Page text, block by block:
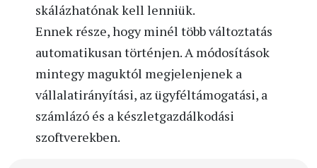
skálázhatónak kell lenniük.
Ennek része, hogy minél több változtatás
automatikusan történjen. A módosítások
mintegy maguktól megjelenjenek a
vállalatirányítási, az ügyféltámogatási, a
számlázó és a készletgazdálkodási
szoftverekben.